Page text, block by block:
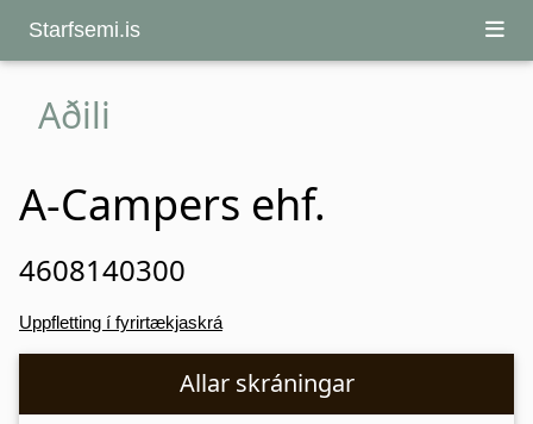
Starfsemi.is
Aðili
A-Campers ehf.
4608140300
Uppfletting í fyrirtækjaskrá
Allar skráningar